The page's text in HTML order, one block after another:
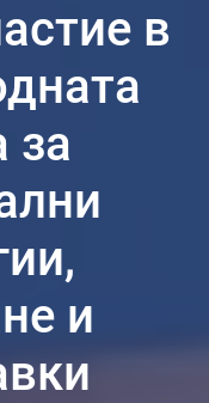
в
за
и